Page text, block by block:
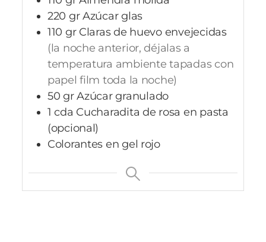
220 gr Azúcar glas
110 gr Claras de huevo envejecidas
(la noche anterior, déjalas a
temperatura ambiente tapadas con
papel film toda la noche)
50 gr Azúcar granulado
1cda Cucharadita de rosa en pasta
(opcional)
Colorantes en gel rojo